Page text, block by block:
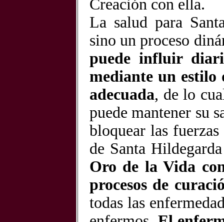
Creación con ella.
La salud para
sino un proceso
puede influir
mediante un estilo
adecuada, de lo
puede mantener su
bloquear las
de Santa
Oro de la Vida
procesos de
todas las